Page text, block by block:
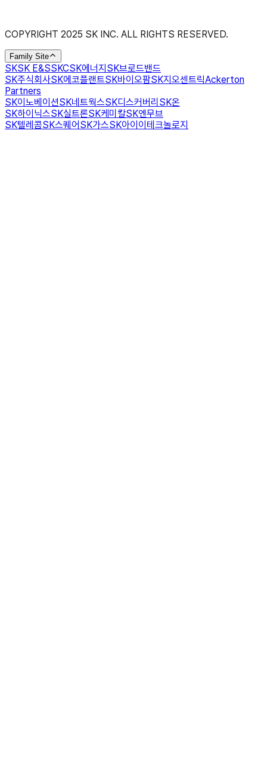
COPYRIGHT 2025 SK INC. ALL RIGHTS RESERVED.
Family Site
SKSK E&SSKCSK에너지 SK브로드밴드
SK주식회사SK에코플랜트SK바이오팜SK지오센트릭Ackerton
Partners
SK이노베이션SK네트웍스SK디스커버리 SK온
SK하이닉스SK실트론SK케미칼SK엔무브
SK텔레콤SK스퀘어 SK가스SK아이이테크놀로지